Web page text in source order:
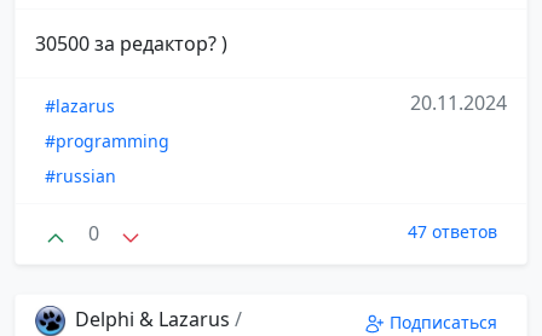
30500 за редактор? )
#lazarus
#programming
#russian
20.11.2024
0 47 ответов
Delphi & Lazarus /
Подписаться